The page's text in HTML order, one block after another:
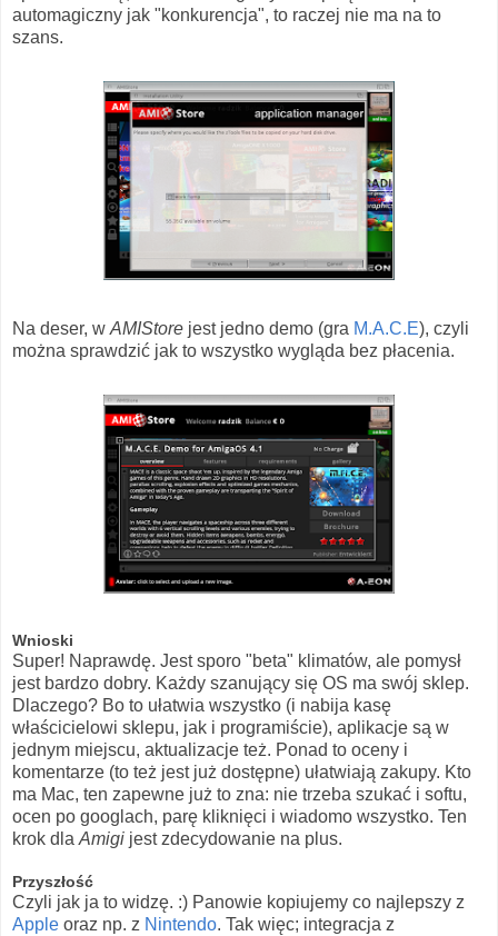
automagiczny jak "konkurencja", to raczej nie ma na to
szans.
Na deser, w AMIStore jest jedno demo (gra M.A.C.E), czyli
można sprawdzić jak to wszystko wygląda bez płacenia.
Wnioski
Super! Naprawdę. Jest sporo "beta" klimatów, ale pomysł
jest bardzo dobry. Każdy szanujący się OS ma swój sklep.
Dlaczego? Bo to ułatwia wszystko (i nabija kasę
właścicielowi sklepu, jak i programiście), aplikacje są w
jednym miejscu, aktualizacje też. Ponad to oceny i
komentarze (to też jest już dostępne) ułatwiają zakupy. Kto
ma Mac, ten zapewne już to zna: nie trzeba szukać i softu,
ocen po googlach, parę kliknięci i wiadomo wszystko. Ten
krok dla Amigi jest zdecydowanie na plus.
Przyszłość
Czyli jak ja to widzę. :) Panowie kopiujemy co najlepszy z
Apple oraz np. z Nintendo. Tak więc; integracja z